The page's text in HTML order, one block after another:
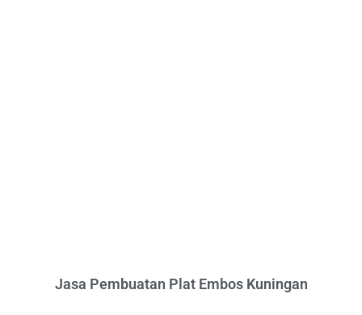
Jasa Pembuatan Plat Embos Kuningan